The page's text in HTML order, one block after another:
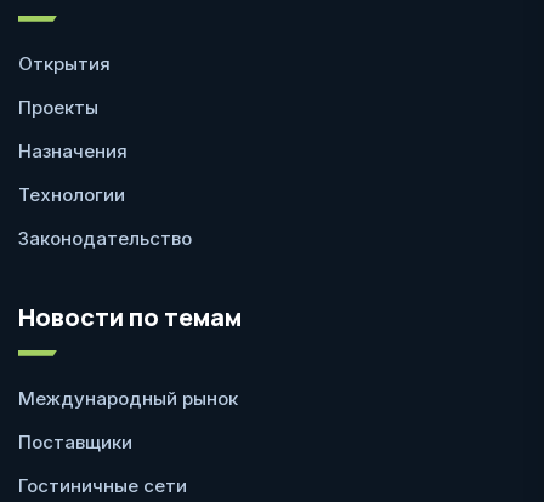
Открытия
Проекты
Назначения
Технологии
Законодательство
Новости по темам
Международный рынок
Поставщики
Гостиничные сети